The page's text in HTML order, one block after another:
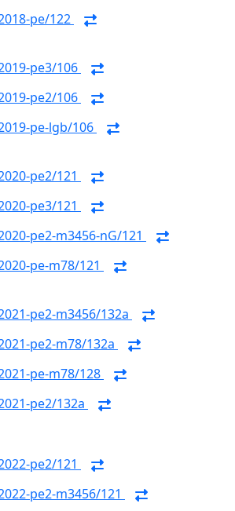
pe/122
pe3/106
pe2/106
pe-lgb/106
pe2/121
pe3/121
pe2-m3456-nG/121
pe-m78/121
pe2-m3456/132a
pe2-m78/132a
pe-m78/128
pe2/132a
pe2/121
pe2-m3456/121